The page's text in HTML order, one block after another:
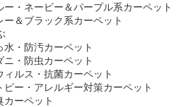
ー・ネービー＆パープル系カーペット
ー＆ブラック系カーペット
水・防汚カーペット
ニ・防虫カーペット
ィルス・抗菌カーペット
ピー・アレルギー対策カーペット
カーペット